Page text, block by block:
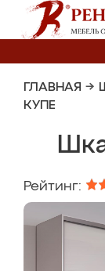
ГЛАВНАЯ →
КУПЕ
Рейтинг: